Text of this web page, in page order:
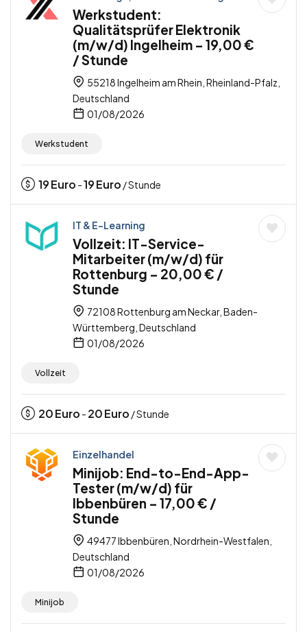
Werkstudent:
Qualitätsprüfer Elektronik
(m/w/d) Ingelheim – 19,00 €
/ Stunde
55218 Ingelheim am Rhein, Rheinland-Pfalz,
Deutschland
01/08/2026
Werkstudent
19Euro -19Euro / Stunde
IT & E-Learning
Vollzeit: IT-Service-
Mitarbeiter (m/w/d) für
Rottenburg – 20,00 € /
Stunde
72108 Rottenburg am Neckar, Baden-
Württemberg, Deutschland
01/08/2026
Vollzeit
20Euro - 20Euro / Stunde
Einzelhandel
Minijob: End-to-End-App-
Tester (m/w/d) für
Ibbenbüren – 17,00 € /
Stunde
49477 Ibbenbüren, Nordrhein-Westfalen,
Deutschland
01/08/2026
Minijob